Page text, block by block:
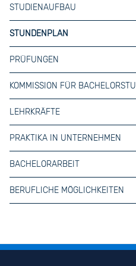
STUDIENAUFBAU
STUNDENPLAN
PRÜFUNGEN
KOMMISSION FÜR
LEHRKRÄFTE
PRAKTIKA IN UNTERNEHMEN
BACHELORARBEIT
BERUFLICHE MÖGLICHKEITEN